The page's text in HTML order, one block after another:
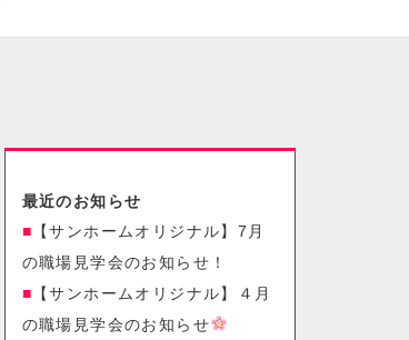
最近のお知らせ
【サンホームオリジナル】7月
の職場見学会のお知らせ！
【サンホームオリジナル】４月
の職場見学会のお知らせ